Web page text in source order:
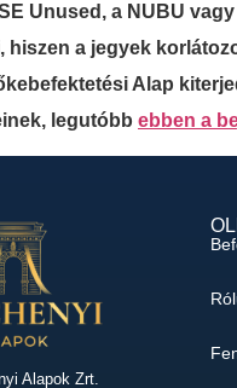
Unused, a NUBU
hiszen a jegyek
Alap
legutóbb ebben a
Alapok Zrt.